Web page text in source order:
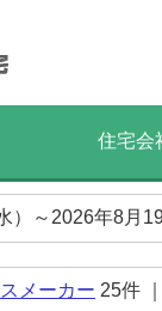
住宅会
）～2026年8月
メーカー 25件